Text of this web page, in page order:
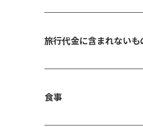
旅行代金に含まれないも
食事